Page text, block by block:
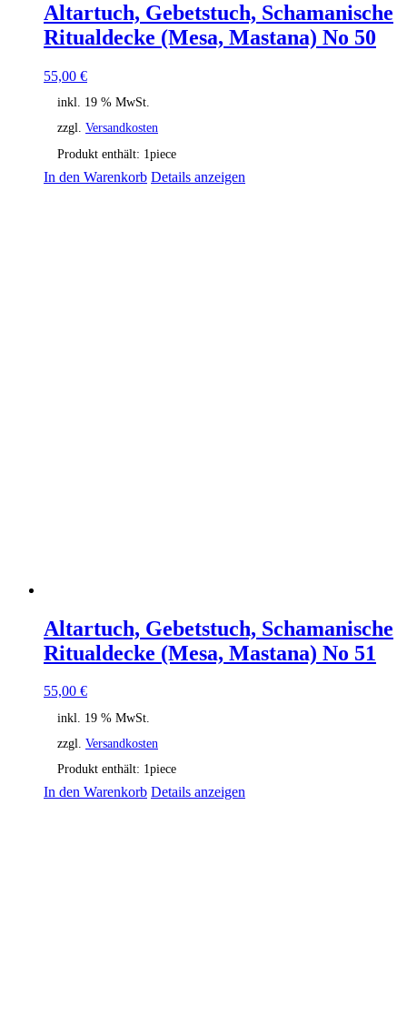
Altartuch, Gebetstuch, Schamanische
Ritualdecke (Mesa, Mastana) No 50
55,00 €
inkl. 19 % MwSt.
zzgl. Versandkosten
Produkt enthält: 1piece
In den Warenkorb Details anzeigen
Altartuch, Gebetstuch, Schamanische
Ritualdecke (Mesa, Mastana) No 51
55,00 €
inkl. 19 % MwSt.
zzgl. Versandkosten
Produkt enthält: 1piece
In den Warenkorb Details anzeigen